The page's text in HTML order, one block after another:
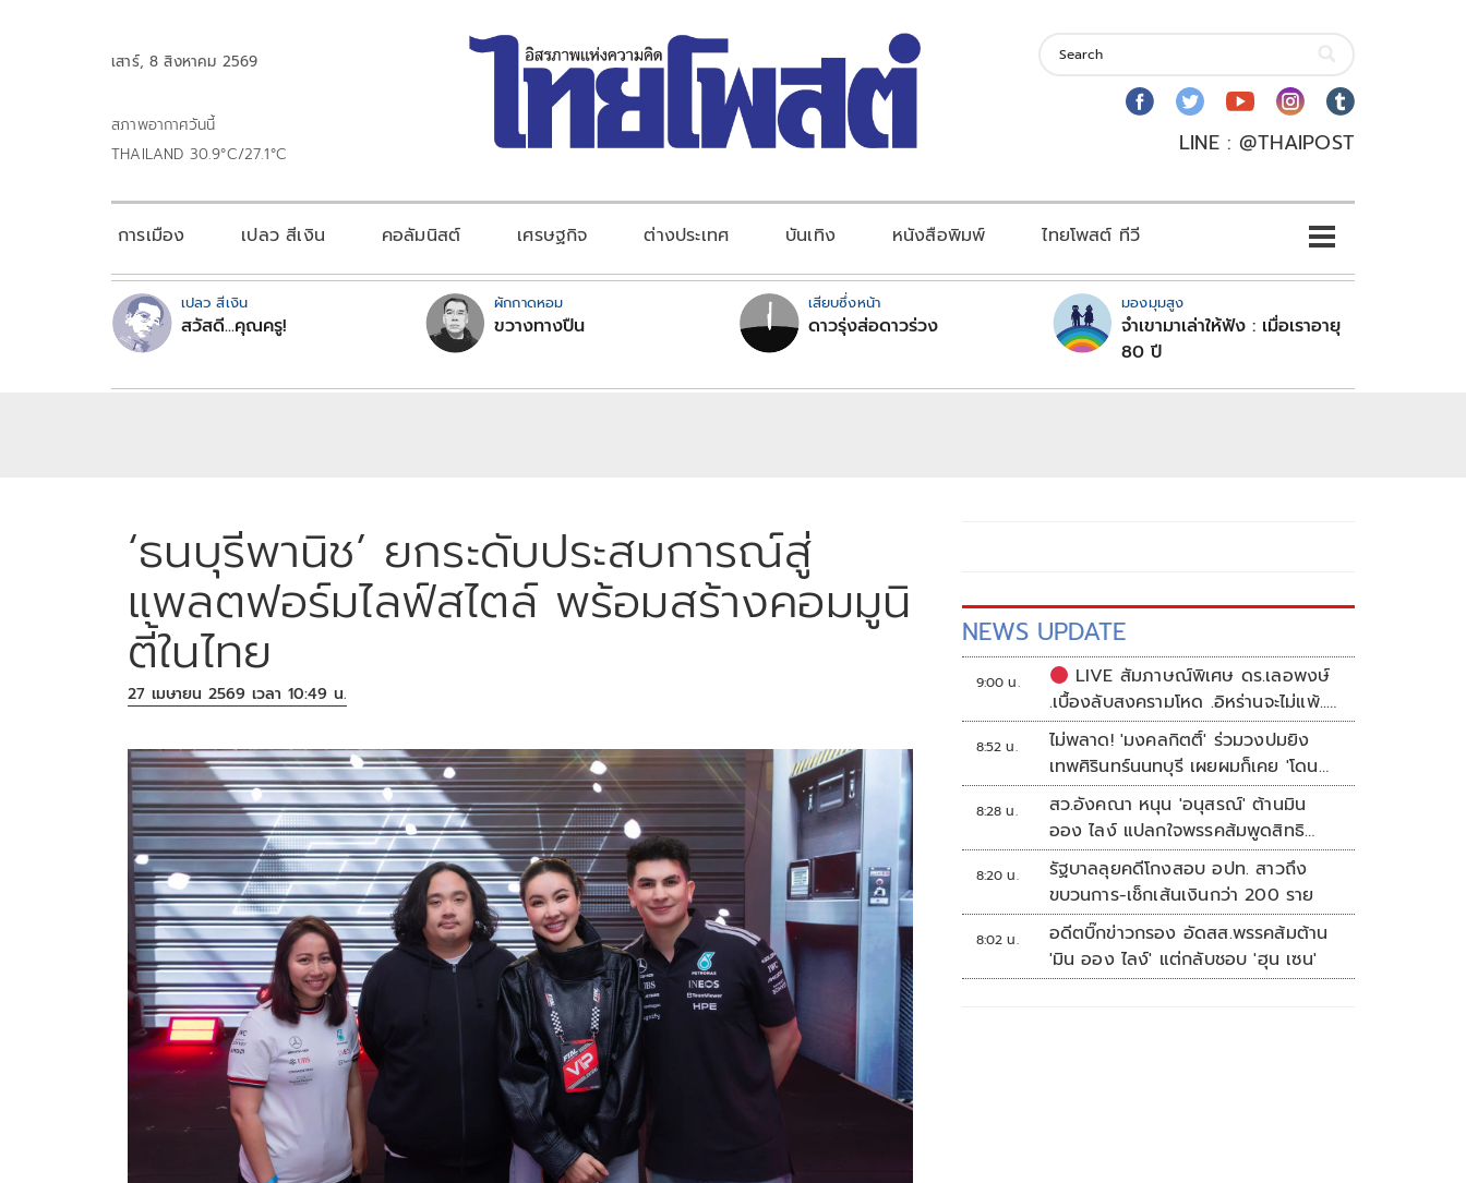
เสาร์, 8 สิงหาคม 2569
สภาพอากาศวันนี้
THAILAND 30.9°C/27.1°C
LINE : @THAIPOST
การเมือง เปลว สีเงิน คอลัมนิสต์ เศรษฐกิจ ต่างประเทศ บันเทิง หนังสือพิมพ์ ไทยโพสต์ ทีวี
เปลว สีเงิน
สวัสดี...คุณครู!
ผักกาดหอม
ขวางทางปืน
เสียบซึ่งหน้า
ดาวรุ่งส่อดาวร่วง
มองมุมสูง
จำเขามาเล่าให้ฟัง : เมื่อเราอายุ
80 ปี
‘ธนบุรีพานิช’ ยกระดับประสบการณ์สู่
แพลตฟอร์มไลฟ์สไตล์ พร้อมสร้างคอมมูนิ
ตี้ในไทย
27 เมษายน 2569 เวลา 10:49 น.
NEWS UPDATE
9:00 น.
LIVE สัมภาษณ์พิเศษ ดร.เลอพงษ์
.เบื้องลับสงครามโหด .อิหร่านจะไม่แพ้..
.ระเบียบโลกใหม่ในตะวันออกกลาง…. |
อิสรภาพแห่งความคิด กับ..สำราญ รอด
เพชร
8:52 น.
ไม่พลาด! 'มงคลกิตติ์' ร่วมวงปมยิง
เทพศิรินทร์นนทบุรี เผยผมก็เคย 'โดน
เล่น'
8:28 น.
สว.อังคณา หนุน 'อนุสรณ์' ต้านมิน
ออง ไลง์ แปลกใจพรรคส้มพูดสิทธิ
มนุษยชนแต่กลับเงียบ
8:20 น.
รัฐบาลลุยคดีโกงสอบ อปท. สาวถึง
ขบวนการ-เช็กเส้นเงินกว่า 200 ราย
8:02 น.
อดีตบิ๊กข่าวกรอง อัดสส.พรรคส้มต้าน
'มิน ออง ไลง์' แต่กลับชอบ 'ฮุน เซน'